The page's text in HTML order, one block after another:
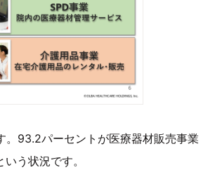
。93.2パーセントが医療器材販売事業
う状況です。